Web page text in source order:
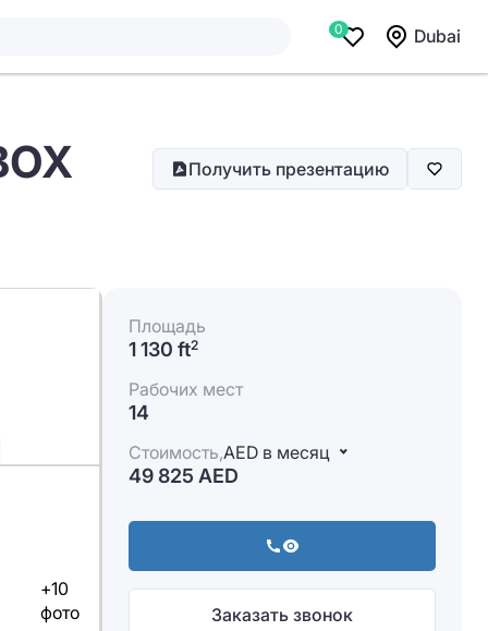
0 Dubai
Получить презентацию
+10
фото
Площадь
1 130 ft2
Рабочих мест
14
Стоимость,AED в месяц
49 825 AED
Заказать звонок